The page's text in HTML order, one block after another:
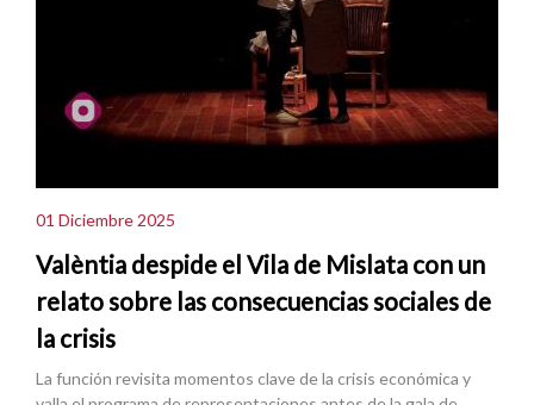
01 Diciembre 2025
Valèntia despide el Vila de Mislata con un
relato sobre las consecuencias sociales de
la crisis
La función revisita momentos clave de la crisis económica y